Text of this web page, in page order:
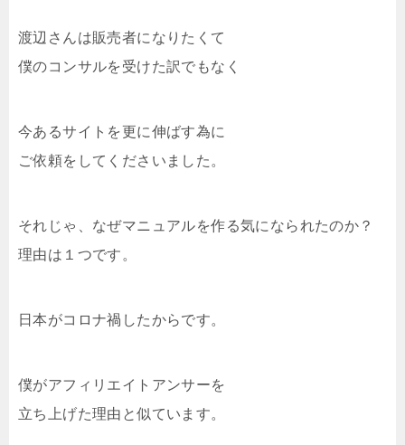
渡辺さんは販売者になりたくて
僕のコンサルを受けた訳でもなく
今あるサイトを更に伸ばす為に
ご依頼をしてくださいました。
それじゃ、なぜマニュアルを作る気になられたのか？
理由は１つです。
日本がコロナ禍したからです。
僕がアフィリエイトアンサーを
立ち上げた理由と似ています。